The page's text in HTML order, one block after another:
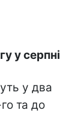
у серпні
у два
та до